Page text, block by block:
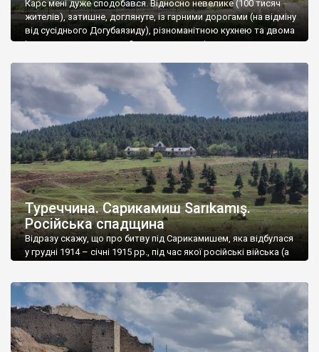
Карс мені дуже сподобався. Відносно невелике (100 тисяч
жителів), затишне, доглянуте, із гарними дорогами (на відміну
від сусіднього Догубаязиду), різноманітною кухнею та двома
історичними центрами. Один центр – нині величезна зона
яких – фортеця. Будівництво першої фортеці приписують
урартійцям – їм приписують зведення усіх замків і фортець
Туреччина. Сарикамиш Sarıkamış.
Російська спадщина
Відразу скажу, що про битву під Сарикамишем, яка відбулася
у грудні 1914 – січні 1915 рр., під час якої російські війська (а
буду. Так, 60 тисяч турків загинуло (проти 30 тисяч росіян),
значна частина вояків обох армій втратила кінцівки, через
обмороження, […]